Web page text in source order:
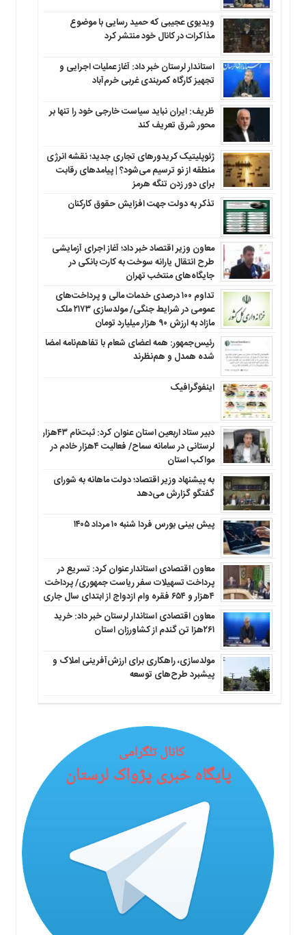
ویدیوی عجیبی که حمید رسایی با موضوع
مذاکرات در کانال خود منتشر کرد
استاندار لرستان خبر داد: آغاز عملیات اجرایی و
تجهیز کارگاه کمربندی غربی خرم‌آباد
ظریف: ایران نباید سیاست خارجی خود را تنها بر
محور شرق تعریف کند
ژئوپلیتیک کریدورهای تجاری جدید؛ نقشه انرژی
منطقه‌ از نو ترسیم می‌شود؟ | پیامدهای رقابت
برای دور زدن تنگه هرمز
تذکر به دولت جهت افزایش حقوق کارکنان ‌
معاون وزیر اقتصاد خبر داد؛ آغاز اجرای آزمایشی
طرح انتقال یارانه سوخت به کارت بانکی در
جایگاه‌های منتخب تهران
تداوم ۱۰۰ درصدی خدمات مالی و پرداخت‌های
عمومی در شرایط جنگی/ مولدسازی ۲۱۷۳ ملک
مازاد به ارزش ۹۰ هزار میلیارد تومان
رئیس‌جمهور: همه اعضای شعام با تفاهم‌نامه امضا
شده همدل و هم‌نظرند
اینفوگرافیک
دبیر ستاد اربعین استان عنوان کرد: ثبت‌نام ۴۳هزار
لرستانی در سامانه سماح/ فعالیت ۴هزار خادم در
مواکب استان
به پیشنهاد وزیر اقتصاد؛ دولت ماهانه به شورای
گفتگو گزارش می‌دهد
پیش بینی بورس فردا شنبه ۱۰ مرداد ۱۴۰۵
معاون اقتصادی استاندار عنوان کرد: تسریع در
پرداخت تسهیلات سفر ریاست جمهوری/ پرداخت
۴هزار و ۶۵۴ فقره وام ازدواج از ابتدای سال جاری
معاون اقتصادی استاندار لرستان خبر داد: خرید
۲۶۱هزا تن گندم از کشاورزان استان
مولدسازی، راهکاری برای ارزش‌آفرینی املاک و
پیشبرد طرح‌های توسعه